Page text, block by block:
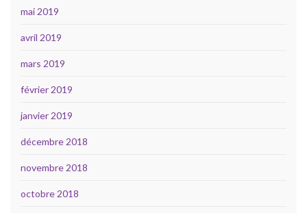
mai 2019
avril 2019
mars 2019
février 2019
janvier 2019
décembre 2018
novembre 2018
octobre 2018